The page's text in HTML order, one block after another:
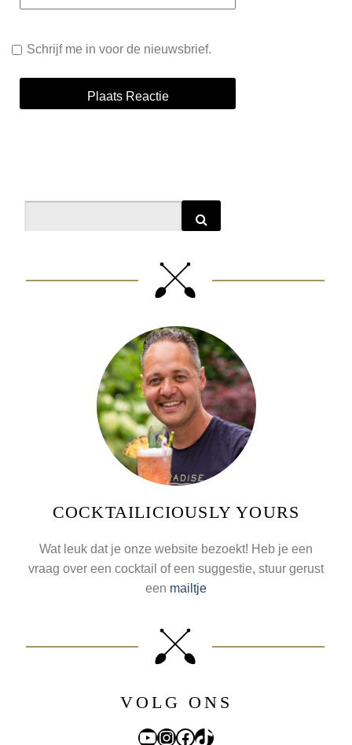
Schrijf me in voor de nieuwsbrief.
COCKTAILICIOUSLY YOURS
Wat leuk dat je onze website bezoekt! Heb je een
vraag over een cocktail of een suggestie, stuur gerust
een mailtje
VOLG ONS
YouTube
Instagram
Facebook
TikTok